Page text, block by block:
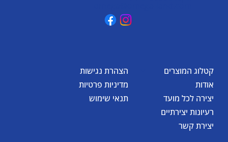
הצהרת נגישות
מדיניות פרטיות
תנאי שימוש
קטלוג המוצרים
אודות
יצירה לכל מועד
רעיונות יצירתיים
יצירת קשר